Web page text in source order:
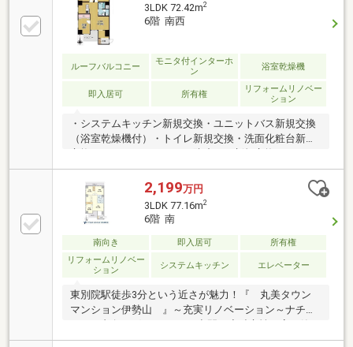
3LDK 72.42m2
6階 南西
ルーフバルコニー
モニタ付インターホ
ン
浴室乾燥機
即入居可 所有権
リフォームリノベー
ション
・システムキッチン新規交換・ユニットバス新規交換
（浴室乾燥機付）・トイレ新規交換・洗面化粧台新規
リング新規施工 ・建具新規交換・シ
ューズボックス新規交換 ・クロス全部貼
替・間接照明造作 ・ハウス
クリーニング 他～空家につき即日のご案内も可能！
リフォームのご相談も承ります！
2,199万円
3LDK 77.16m2
6階 南
南向き 即入居可
所有権
リフォームリノベー
ション
システムキッチン エレベーター
東別院駅徒歩3分という近さが魅力！『 丸美タウン
マンション伊勢山 』～充実リノベーション～ナチュ
な暮らしが実現する角住戸！◇美しい内装＆充実した